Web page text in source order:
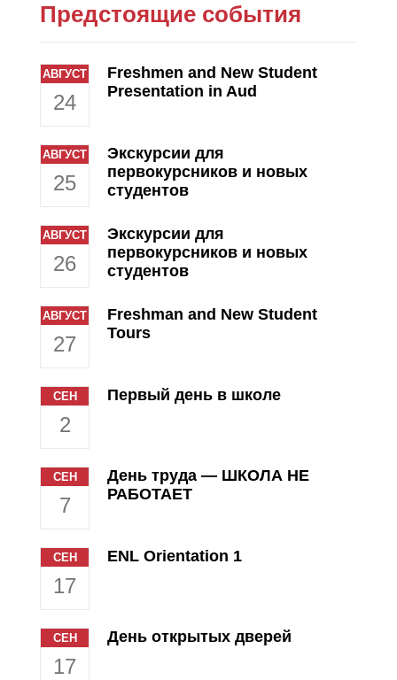
Предстоящие события
АВГУСТ
24
Freshmen and New Student
Presentation in Aud
АВГУСТ
25
Экскурсии для
первокурсников и новых
студентов
АВГУСТ
26
Экскурсии для
первокурсников и новых
студентов
АВГУСТ
27
Freshman and New Student
Tours
СЕН
2
Первый день в школе
СЕН
7
День труда — ШКОЛА НЕ
РАБОТАЕТ
СЕН
17
ENL Orientation 1
СЕН
17
День открытых дверей